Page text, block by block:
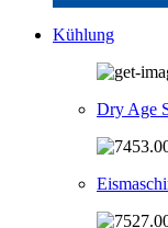
Kühlung
Dry Age